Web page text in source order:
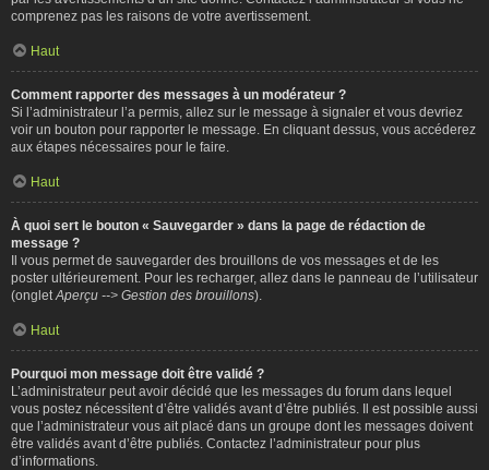
comprenez pas les raisons de votre avertissement.
Haut
Comment rapporter des messages à un modérateur ?
Si l’administrateur l’a permis, allez sur le message à signaler et vous devriez
voir un bouton pour rapporter le message. En cliquant dessus, vous accéderez
aux étapes nécessaires pour le faire.
Haut
À quoi sert le bouton « Sauvegarder » dans la page de rédaction de
message ?
Il vous permet de sauvegarder des brouillons de vos messages et de les
poster ultérieurement. Pour les recharger, allez dans le panneau de l’utilisateur
(onglet Aperçu --> Gestion des brouillons).
Haut
Pourquoi mon message doit être validé ?
L’administrateur peut avoir décidé que les messages du forum dans lequel
vous postez nécessitent d’être validés avant d’être publiés. Il est possible aussi
que l’administrateur vous ait placé dans un groupe dont les messages doivent
être validés avant d’être publiés. Contactez l’administrateur pour plus
d’informations.